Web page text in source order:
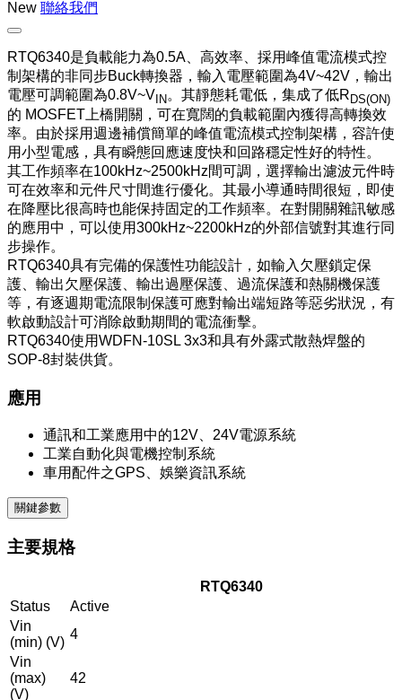
New 聯絡我們
RTQ6340是負載能力為0.5A、高效率、採用峰值電流模式控
制架構的非同步Buck轉換器，輸入電壓範圍為4V~42V，輸出
電壓可調範圍為0.8V~V IN 。其靜態耗電低，集成了低R DS(ON)
的 MOSFET上橋開關，可在寬闊的負載範圍內獲得高轉換效
率。由於採用週邊補償簡單的峰值電流模式控制架構，容許使
用小型電感，具有瞬態回應速度快和回路穩定性好的特性。
其工作頻率在100kHz~2500kHz間可調，選擇輸出濾波元件時
可在效率和元件尺寸間進行優化。其最小導通時間很短，即使
在降壓比很高時也能保持固定的工作頻率。在對開關雜訊敏感
的應用中，可以使用300kHz~2200kHz的外部信號對其進行同
步操作。
RTQ6340具有完備的保護性功能設計，如輸入欠壓鎖定保
護、輸出欠壓保護、輸出過壓保護、過流保護和熱關機保護
等，有逐週期電流限制保護可應對輸出端短路等惡劣狀況，有
軟啟動設計可消除啟動期間的電流衝擊。
RTQ6340使用WDFN-10SL 3x3和具有外露式散熱焊盤的
SOP-8封裝供貨。
應用
通訊和工業應用中的12V、24V電源系統
工業自動化與電機控制系統
車用配件之GPS、娛樂資訊系統
關鍵參數
主要規格
RTQ6340
Status
Active
Vin
(min) (V)
4
Vin
(max)
(V)
42